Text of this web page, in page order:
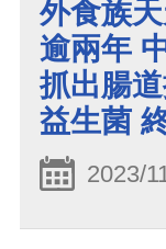
外食族
逾兩年
抓出腸
益生菌
2023/